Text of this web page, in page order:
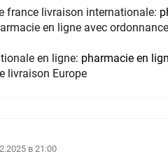
france livraison internationale:
en ligne avec ordonnance
en ligne: pharmacie en
livraison Europe
в 21:00